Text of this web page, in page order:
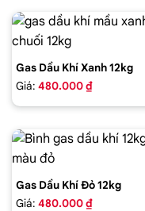
Gas Dầu Khí Xanh 12kg
Giá: 480.000 ₫
Gas Dầu Khí Đỏ 12kg
Giá: 480.000 ₫